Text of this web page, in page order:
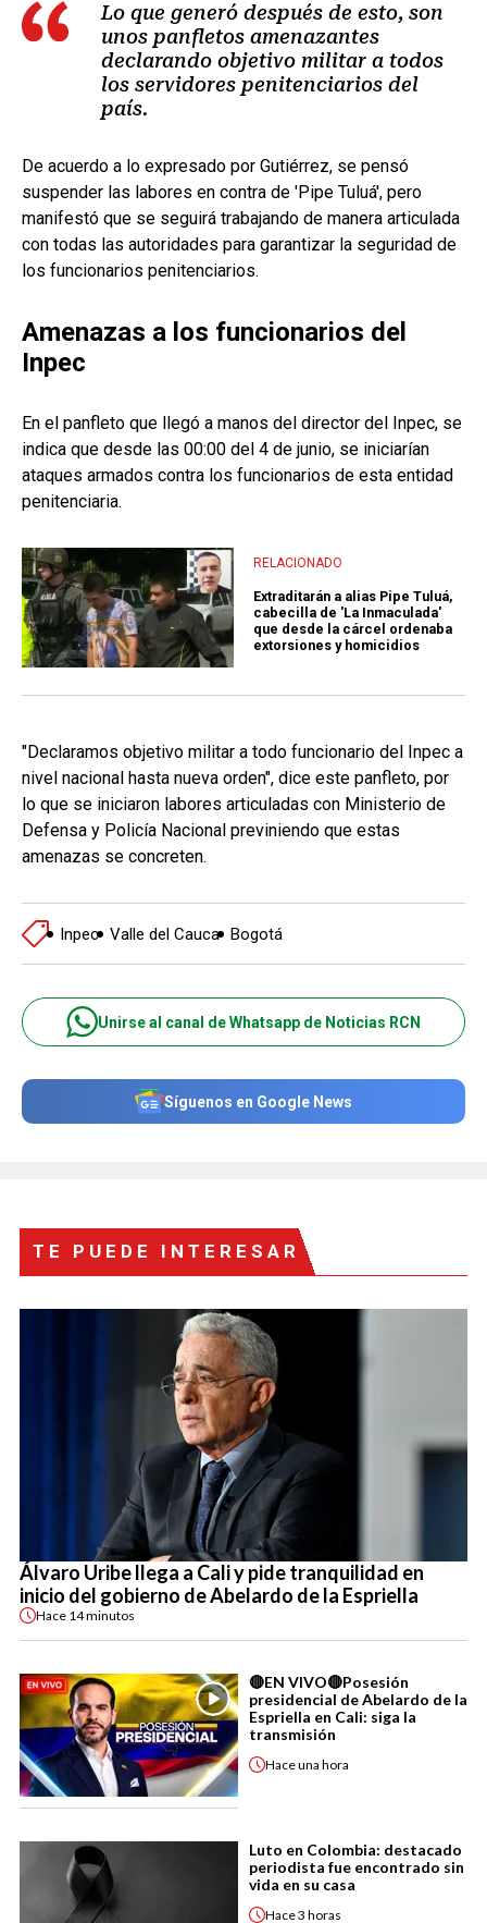
Lo que generó después de esto, son
unos panfletos amenazantes
declarando objetivo militar a todos
los servidores penitenciarios del
país.
De acuerdo a lo expresado por Gutiérrez, se pensó
suspender las labores en contra de 'Pipe Tuluá', pero
manifestó que se seguirá trabajando de manera articulada
con todas las autoridades para garantizar la seguridad de
los funcionarios penitenciarios.
Amenazas a los funcionarios del
Inpec
En el panfleto que llegó a manos del director del Inpec, se
indica que desde las 00:00 del 4 de junio, se iniciarían
ataques armados contra los funcionarios de esta entidad
penitenciaria.
RELACIONADO
Extraditarán a alias Pipe Tuluá,
cabecilla de 'La Inmaculada'
que desde la cárcel ordenaba
extorsiones y homicidios
"Declaramos objetivo militar a todo funcionario del Inpec a
nivel nacional hasta nueva orden", dice este panfleto, por
lo que se iniciaron labores articuladas con Ministerio de
Defensa y Policía Nacional previniendo que estas
amenazas se concreten.
Inpec Valle del Cauca Bogotá
Unirse al canal de Whatsapp de Noticias RCN
Síguenos en Google News
TE PUEDE INTERESAR
Álvaro Uribe llega a Cali y pide tranquilidad en
inicio del gobierno de Abelardo de la Espriella
Hace 14 minutos
🔴EN VIVO🔴Posesión
presidencial de Abelardo de la
Espriella en Cali: siga la
transmisión
Haceuna hora
Luto en Colombia: destacado
periodista fue encontrado sin
vida en su casa
Hace3 horas